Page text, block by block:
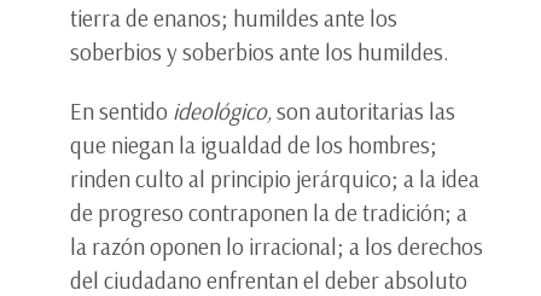
tierra de enanos; humildes ante los
soberbios y soberbios ante los humildes.
En sentido ideológico, son autoritarias las
que niegan la igualdad de los hombres;
rinden culto al principio jerárquico; a la idea
de progreso contraponen la de tradición; a
la razón oponen lo irracional; a los derechos
del ciudadano enfrentan el deber absoluto